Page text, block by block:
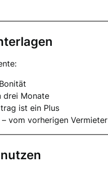
drei Monate
ist ein Plus
– vom vorherigen Vermieter